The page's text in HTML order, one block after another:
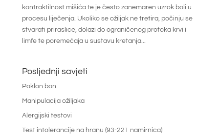
kontraktilnost mišića te je često zanemaren uzrok boli u
procesu liječenja. Ukoliko se ožiljak ne tretira, počinju se
stvarati priraslice, dolazi do ograničenog protoka krvi i
limfe te poremećaja u sustavu kretanja...
Posljednji savjeti
Poklon bon
Manipulacija ožiljaka
Alergijski testovi
Test intolerancije na hranu (93-221 namirnica)